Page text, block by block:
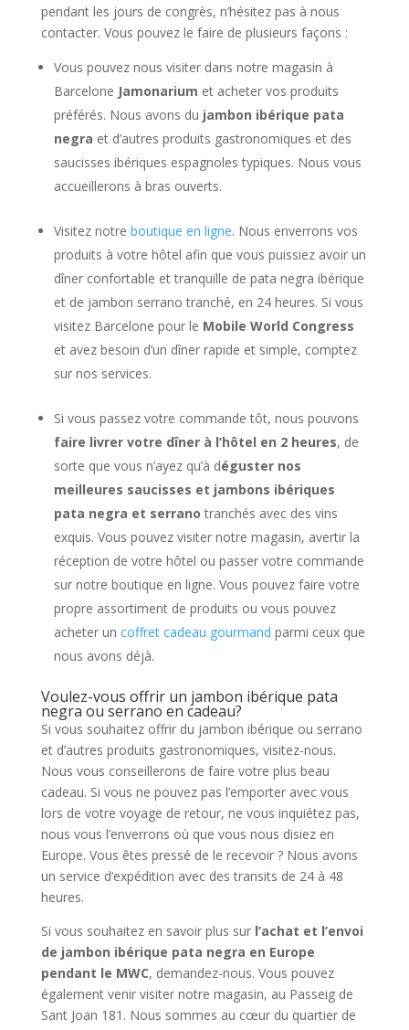
pendant les jours de congrès, n’hésitez pas à nous
contacter. Vous pouvez le faire de plusieurs façons :
Vous pouvez nous visiter dans notre magasin à
Barcelone Jamonarium et acheter vos produits
préférés. Nous avons du jambon ibérique pata
negra et d’autres produits gastronomiques et des
saucisses ibériques espagnoles typiques. Nous vous
accueillerons à bras ouverts.
Visitez notre boutique en ligne. Nous enverrons vos
produits à votre hôtel afin que vous puissiez avoir un
dîner confortable et tranquille de pata negra ibérique
et de jambon serrano tranché, en 24 heures. Si vous
visitez Barcelone pour le Mobile World Congress
et avez besoin d’un dîner rapide et simple, comptez
sur nos services.
Si vous passez votre commande tôt, nous pouvons
faire livrer votre dîner à l’hôtel en 2 heures, de
sorte que vous n’ayez qu’à déguster nos
meilleures saucisses et jambons ibériques
pata negra et serrano tranchés avec des vins
exquis. Vous pouvez visiter notre magasin, avertir la
réception de votre hôtel ou passer votre commande
sur notre boutique en ligne. Vous pouvez faire votre
propre assortiment de produits ou vous pouvez
acheter un coffret cadeau gourmand parmi ceux que
nous avons déjà.
Voulez-vous offrir un jambon ibérique pata
negra ou serrano en cadeau?
Si vous souhaitez offrir du jambon ibérique ou serrano
et d’autres produits gastronomiques, visitez-nous.
Nous vous conseillerons de faire votre plus beau
cadeau. Si vous ne pouvez pas l’emporter avec vous
lors de votre voyage de retour, ne vous inquiétez pas,
nous vous l’enverrons où que vous nous disiez en
Europe. Vous êtes pressé de le recevoir ? Nous avons
un service d’expédition avec des transits de 24 à 48
heures.
Si vous souhaitez en savoir plus sur l’achat et l’envoi
de jambon ibérique pata negra en Europe
pendant le MWC, demandez-nous. Vous pouvez
également venir visiter notre magasin, au Passeig de
Sant Joan 181. Nous sommes au cœur du quartier de